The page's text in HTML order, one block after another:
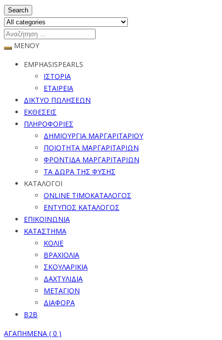
Search
ΜΕΝΟΥ
EMPHASISPEARLS
ΙΣΤΟΡΙΑ
ΕΤΑΙΡΕΙΑ
ΔΙΚΤΥΟ ΠΩΛΗΣΕΩΝ
ΕΚΘΕΣΕΙΣ
ΠΛΗΡΟΦΟΡΙΕΣ
ΔΗΜΙΟΥΡΓΙΑ ΜΑΡΓΑΡΙΤΑΡΙΟΥ
ΠΟΙΟΤΗΤΑ ΜΑΡΓΑΡΙΤΑΡΙΩΝ
ΦΡΟΝΤΙΔΑ ΜΑΡΓΑΡΙΤΑΡΙΩΝ
ΤΑ ΔΩΡΑ ΤΗΣ ΦΥΣΗΣ
ΚΑΤΑΛΟΓΟΙ
ONLINE ΤΙΜΟΚΑΤΑΛΟΓΟΣ
ΕΝΤΥΠΟΣ ΚΑΤΑΛΟΓΟΣ
ΕΠΙΚΟΙΝΩΝΙΑ
ΚΑΤΑΣΤΗΜΑ
ΚΟΛΙΕ
ΒΡΑΧΙΟΛΙΑ
ΣΚΟΥΛΑΡΙΚΙΑ
ΔΑΧΤΥΛΙΔΙΑ
ΜΕΤΑΓΙΟΝ
ΔΙΑΦΟΡΑ
B2B
ΑΓΑΠΗΜΕΝΑ ( 0 )